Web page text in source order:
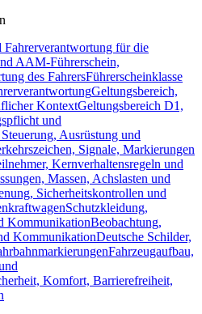
für die
AAM-Führerschein,
des FahrersFührerscheinklasse
Geltungsbereich,
KontextGeltungsbereich D1,
und
Ausrüstung und
Signale, Markierungen
Kernverhaltensregeln und
Massen, Achslasten und
Sicherheitskontrollen und
Schutzkleidung,
KommunikationBeobachtung,
KommunikationDeutsche Schilder,
Fahrzeugaufbau,
Komfort, Barrierefreiheit,